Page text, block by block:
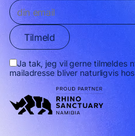
Tilmeld
Ja tak, jeg vil gerne tilmeldes
mailadresse bliver naturligvis hos